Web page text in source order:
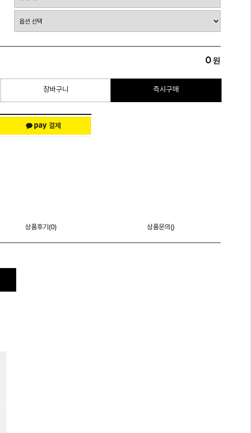
0원
장바구니 즉시구매
상품후기(0) 상품문의()